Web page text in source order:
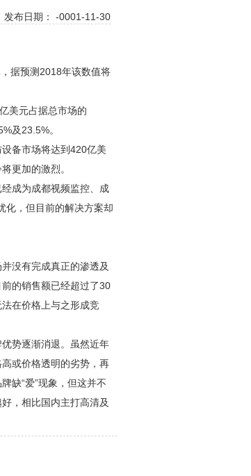
发布日期： -0001-11-30
据预测2018年该数值将
美元占据总市场的
及23.5%。
设备市场将达到420亿美
更加的激烈。
成为成都视频监控 、成
化，但目前的解决方案却
没有完成真正的渗透及
的销售额已经超过了30
在价格上与之形成竞
势逐渐消退。虽然近年
或价格透明的劣势，再
缺“爱”现象，但这并不
，相比国内主打高清及